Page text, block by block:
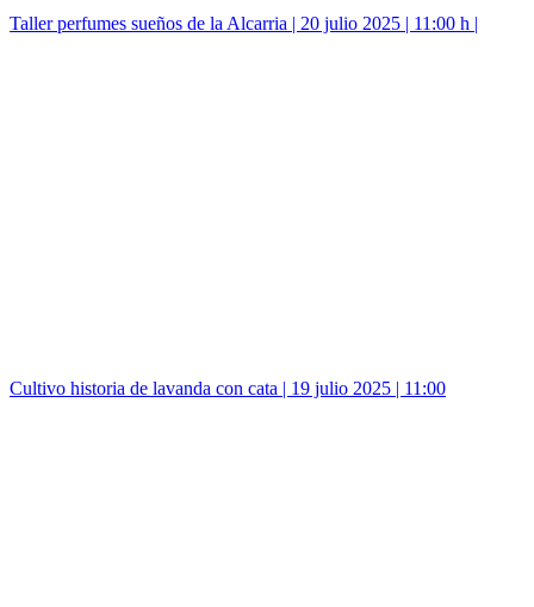
Taller perfumes sueños de la Alcarria | 20 julio 2025 | 11:00 h |
Cultivo historia de lavanda con cata | 19 julio 2025 | 11:00